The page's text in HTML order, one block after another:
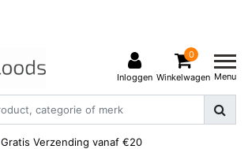
Inloggen
0
Winkelwagen Menu
Gratis Verzending vanaf €20